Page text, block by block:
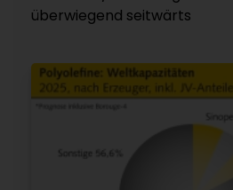
überwiegend seitwärts